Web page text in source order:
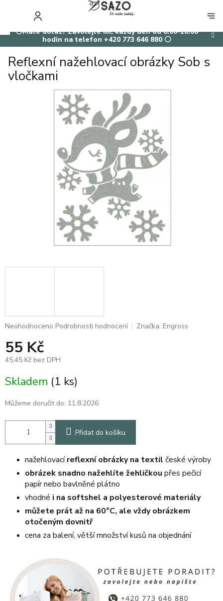
⚪Máte dotaz? Zavolejte mi, každý den od 8:00-18:00
hodin na telefon +420 773 646 880 ⚪
KOŠÍK
Reflexní nažehlovací obrázky Sob s
vločkami
Průměrné
produktu
je
0,0
5
Neohodnoceno Podrobnosti hodnocení Značka: Engross
55 Kč
45,45 Kč bez DPH
cena:
Skladem (1 ks)
Můžeme doručit do: 11.8.2026
Přidat do košíku
nažehlovacíreflexní obrázky na textil české výroby
obrázek snadno nažehlíte žehličkou přes pečicí
papír nebo bavlněné plátno
vhodné i na softshel a polyesterové materiály
můžete prát až na 60°C, ale vždy obrázkem
otočeným dovnitř
cena za balení, větší množství kusů na objednání